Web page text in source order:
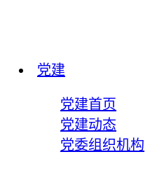
党建
党建首页
党建动态
党委组织机构